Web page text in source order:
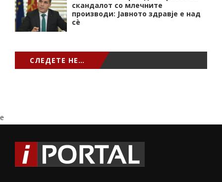
скандалот со млечните
производи: Јавното здравје е над
сѐ
СЛЕДЕТЕ НЕ…
e